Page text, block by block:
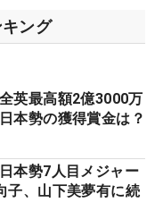
ング
英最高額2億3000万
本勢の獲得賞金は？
本勢7人目メジャー
、山下美夢有に続